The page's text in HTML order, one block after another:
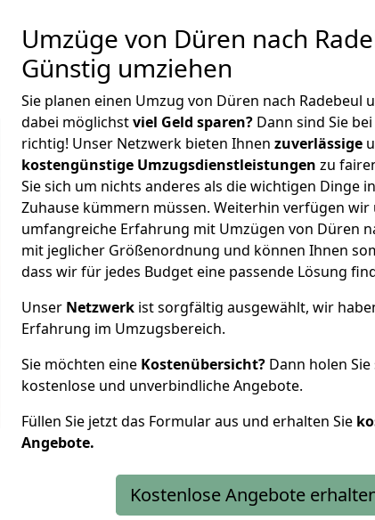
Umzüge von Düren nach
Günstig umziehen
Sie planen einen Umzug von Düren nach Radebeul
dabei möglichstviel Geld sparen? Dann sind Sie
richtig! Unser Netzwerk bieten Ihnen zuverlässige
kostengünstige Umzugsdienstleistungen zu
Sie sich um nichts anderes als die wichtigen Dinge
Zuhause kümmern müssen. Weiterhin verfügen wir
umfangreiche Erfahrung mit Umzügen von Düren
mit jeglicher Größenordnung und können Ihnen
dass wir für jedes Budget eine passende Lösung
Unser Netzwerk ist sorgfältig ausgewählt, wir
Erfahrung im Umzugsbereich.
Sie möchten eine Kostenübersicht? Dann holen
kostenlose und unverbindliche Angebote.
Füllen Sie jetzt das Formular aus und erhalten Sie
Angebote.
Kostenlose Angebote